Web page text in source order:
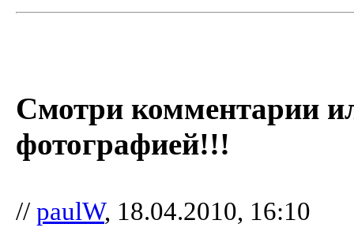
Смотри комментарии
фотографией!!!
// paulW, 18.04.2010, 16:10